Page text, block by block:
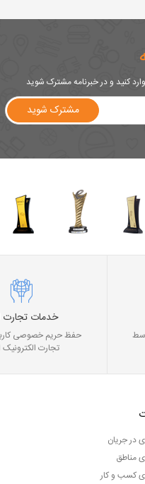
کنید و در خبرنامه مشترک شوید
مشترک شوید
خدمات
حفظ حریم خصوصی
تجارت
در جریان
مناطق
کسب و کار